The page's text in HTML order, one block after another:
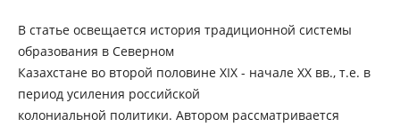
В статье освещается история традиционной системы
образования в Северном
Казахстане во второй половине XIX - начале XX вв., т.е. в
период усиления российской
колониальной политики. Автором рассматривается